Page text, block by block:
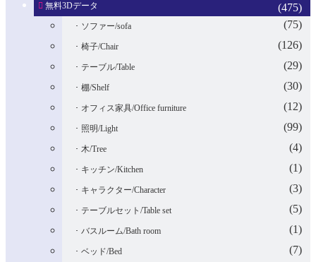
無料3Dデータ (475)
ソファー/sofa (75)
椅子/Chair (126)
テーブル/Table (29)
棚/Shelf (30)
オフィス家具/Office furniture (12)
照明/Light (99)
木/Tree (4)
キッチン/Kitchen (1)
キャラクター/Character (3)
テーブルセット/Table set (5)
バスルーム/Bath room (1)
ベッド/Bed (7)